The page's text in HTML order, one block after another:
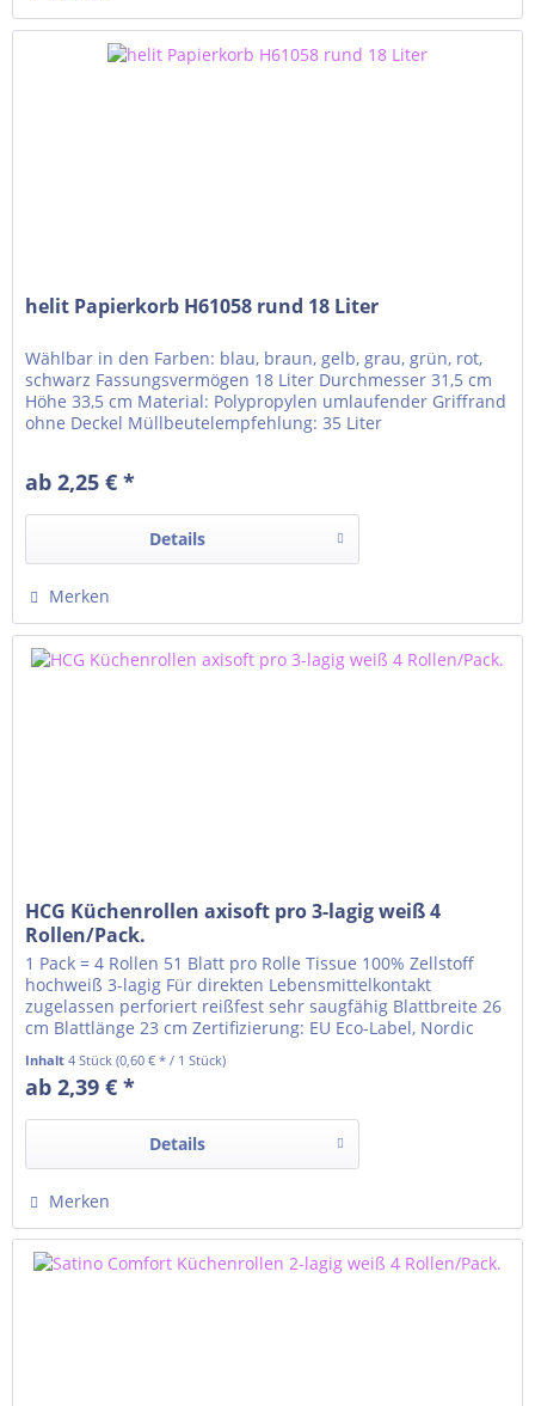
helit Papierkorb H61058 rund 18 Liter
Wählbar in den Farben: blau, braun, gelb, grau, grün, rot,
schwarz Fassungsvermögen 18 Liter Durchmesser 31,5 cm
Höhe 33,5 cm Material: Polypropylen umlaufender Griffrand
ohne Deckel Müllbeutelempfehlung: 35 Liter
ab 2,25 € *
Details
Merken
HCG Küchenrollen axisoft pro 3-lagig weiß 4
Rollen/Pack.
1 Pack = 4 Rollen 51 Blatt pro Rolle Tissue 100% Zellstoff
hochweiß 3-lagig Für direkten Lebensmittelkontakt
zugelassen perforiert reißfest sehr saugfähig Blattbreite 26
cm Blattlänge 23 cm Zertifizierung: EU Eco-Label, Nordic
Inhalt4 Stück(0,60 € * / 1 Stück)
ab 2,39 € *
Details
Merken